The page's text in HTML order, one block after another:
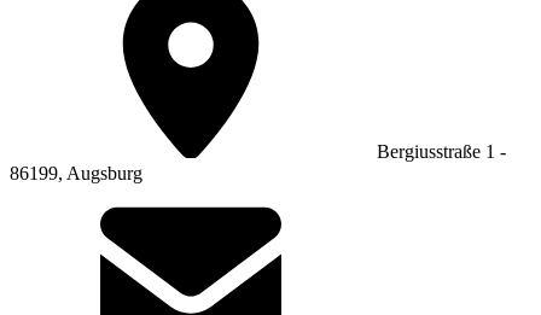
Bergiusstraße 1 -
86199, Augsburg